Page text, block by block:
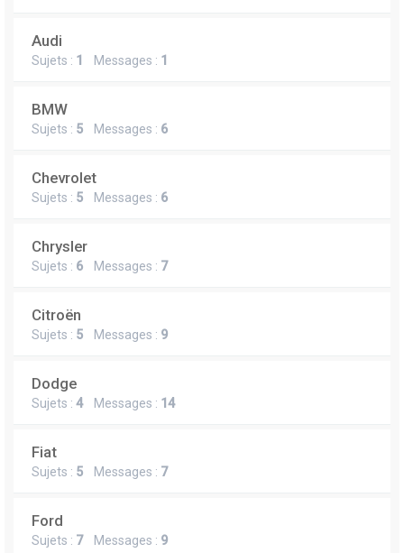
Audi
Sujets : 1 Messages : 1
BMW
Sujets : 5 Messages : 6
Chevrolet
Sujets : 5 Messages : 6
Chrysler
Sujets : 6 Messages : 7
Citroën
Sujets : 5 Messages : 9
Dodge
Sujets : 4Messages : 14
Fiat
Sujets : 5 Messages : 7
Ford
Sujets : 7Messages : 9